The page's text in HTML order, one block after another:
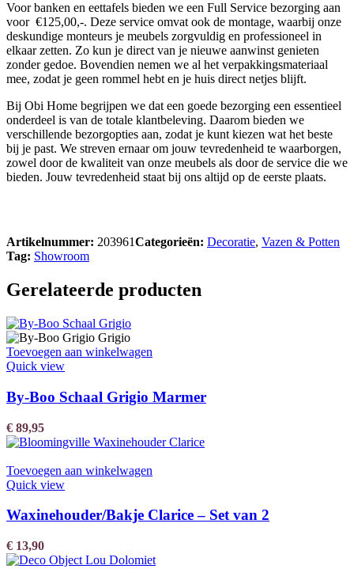
Voor banken en eettafels bieden we een Full Service bezorging aan
voor €125,00,-. Deze service omvat ook de montage, waarbij onze
deskundige monteurs je meubels zorgvuldig en professioneel in
elkaar zetten. Zo kun je direct van je nieuwe aanwinst genieten
zonder gedoe. Bovendien nemen we al het verpakkingsmateriaal
mee, zodat je geen rommel hebt en je huis direct netjes blijft.
Bij Obi Home begrijpen we dat een goede bezorging een essentieel
onderdeel is van de totale klantbeleving. Daarom bieden we
verschillende bezorgopties aan, zodat je kunt kiezen wat het beste
bij je past. We streven ernaar om jouw tevredenheid te waarborgen,
zowel door de kwaliteit van onze meubels als door de service die we
bieden. Jouw tevredenheid staat bij ons altijd op de eerste plaats.
Artikelnummer: 203961Categorieën: Decoratie, Vazen & Potten
Tag: Showroom
Gerelateerde producten
Toevoegen aan winkelwagen
Quick view
By-Boo Schaal Grigio Marmer
€ 89,95
Toevoegen aan winkelwagen
Quick view
Waxinehouder/Bakje Clarice – Set van 2
€ 13,90